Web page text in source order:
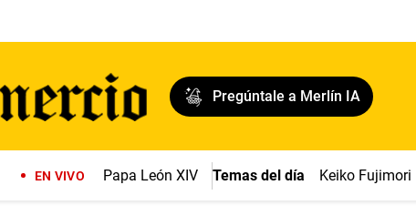
Pregúntale a Merlín IA
EN VIVO Papa León XIV Temas del día Keiko Fujimori